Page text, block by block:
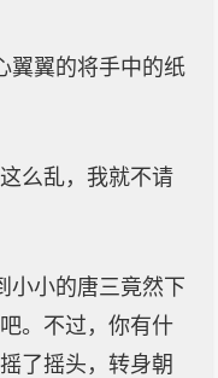
翼翼的将手中的纸
么乱，我就不请
小小的唐三竟然下
。不过，你有什
了摇头，转身朝